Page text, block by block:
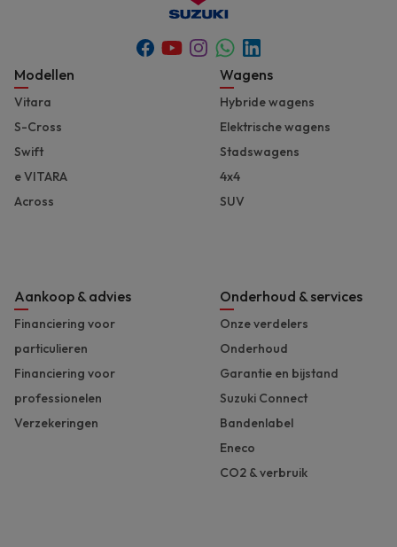
Facebook
YoutubeInstagram
Whatsapp
Linkedin
Footer
Modellen
Vitara
S-Cross
Swift
e VITARA
Across
Wagens
Hybride wagens
Elektrische wagens
Stadswagens
4x4
SUV
Aankoop & advies
Financiering voor
particulieren
Financiering voor
professionelen
Verzekeringen
Onderhoud & services
Onze verdelers
Onderhoud
Garantie en bijstand
Suzuki Connect
Bandenlabel
Eneco
CO2 & verbruik